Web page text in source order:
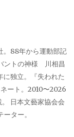
。88年から運動部記
ントの神様 川相昌
独立。『失われた
ート。2010〜2026
日本文藝家協会会
ター。